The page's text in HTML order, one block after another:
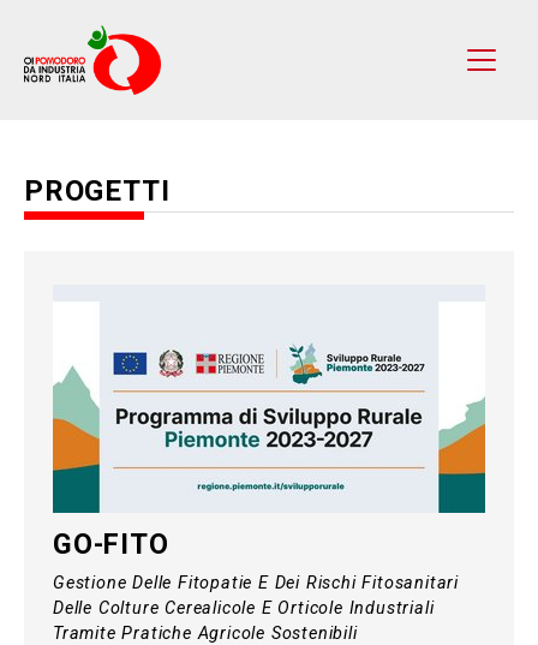
PROGETTI
GO-FITO
Gestione Delle Fitopatie E Dei Rischi Fitosanitari
Delle Colture Cerealicole E Orticole Industriali
Tramite Pratiche Agricole Sostenibili